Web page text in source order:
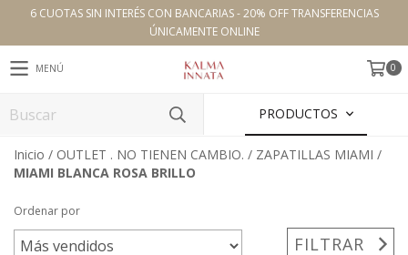
6 CUOTAS SIN INTERÉS CON BANCARIAS - 20% OFF TRANSFERENCIAS
ÚNICAMENTE ONLINE
MENÚ 0
PRODUCTOS
Inicio / OUTLET . NO TIENEN CAMBIO. / ZAPATILLAS MIAMI /
MIAMI BLANCA ROSA BRILLO
Ordenar por
FILTRAR